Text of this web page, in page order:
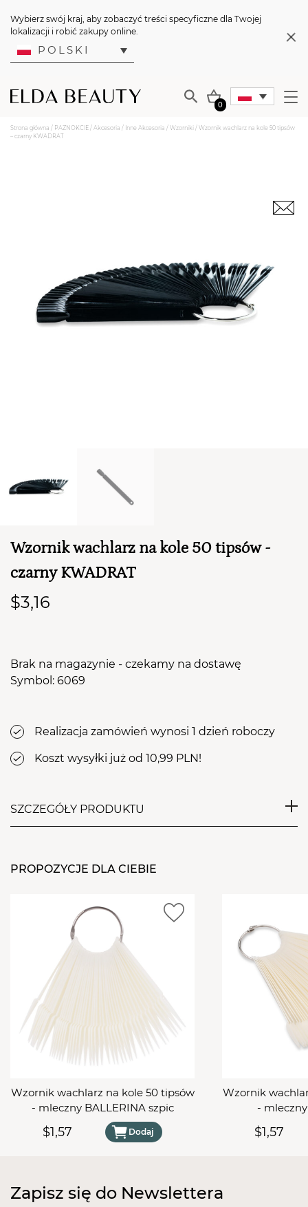
Wybierz swój kraj, aby zobaczyć treści specyficzne dla Twojej
lokalizacji i robić zakupy online.
POLSKI
0
TWÓJ KOSZYK (
PRZEJDŹ DO KOSZYKA
Strona główna / PAZNOKCIE / Akcesoria / Inne Akcesoria / Wzorniki / Wzornik wachlarz na kole 50 tipsów
– czarny KWADRAT
Wzornik wachlarz na kole 50 tipsów -
czarny KWADRAT
$3,16
Brak na magazynie - czekamy na dostawę
Symbol: 6069
Realizacja zamówień wynosi 1 dzień roboczy
Koszt wysyłki już od 10,99 PLN!
SZCZEGÓŁY PRODUKTU
wybierania koloru lakieru albo wzoru do stylizacji. To
Najlepszy i najłatwiejszy sposób by zaprezentować
swoją ofertę zdobień klientom.
PROPOZYCJE DLA CIEBIE
Wzornik wachlarz na kole 50 tipsów
- mleczny BALLERINA szpic
$1,57 Dodaj
Wzornik
-
$1,57
Zapisz się do Newslettera